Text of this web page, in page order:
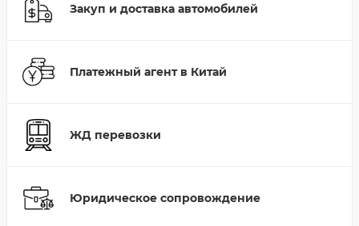
Закуп и доставка автомобилей
Платежный агент в Китай
ЖД перевозки
Юридическое сопровождение